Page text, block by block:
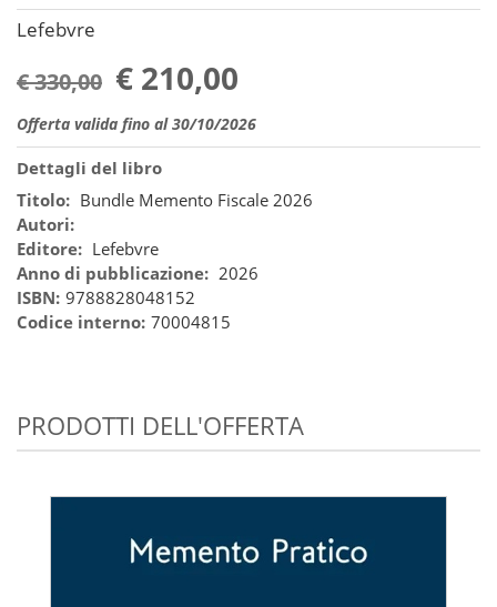
Lefebvre
€ 330,00 € 210,00
Offerta valida fino al 30/10/2026
Dettagli del libro
Titolo: Bundle Memento Fiscale 2026
Autori:
Editore: Lefebvre
Anno di pubblicazione: 2026
ISBN: 9788828048152
Codice interno: 70004815
PRODOTTI DELL'OFFERTA